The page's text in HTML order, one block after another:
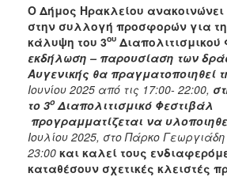
2020
2019
2018
2017
2016
2015
2013
Ο Δήμος Ηρακλείου ανακοινώνει
στην συλλογή προσφορών για
κάλυψη του 3ου Διαπολιτισμικού
εκδήλωση – παρουσίαση των
Αυγενικής θα πραγματοποιηθεί
Ιουνίου 2025 από τις 17:00- 22:00,
το 3οΔιαπολιτισμικό Φεστιβάλ
προγραμματίζεται να
Ιουλίου 2025, στο Πάρκο
23:00 και καλεί τους
καταθέσουν σχετικές κλειστές